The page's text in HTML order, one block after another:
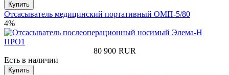
Купить
Отсасыватель медицинский портативный ОМП-5/80
4%
80 900 RUR
Есть в наличии
Купить